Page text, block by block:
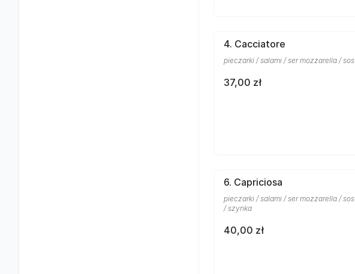
4. Cacciatore
pieczarki / salami / ser mozzarella / sos
37,00 zł
6. Capriciosa
pieczarki / salami / ser mozzarella / sos
/ szynka
40,00 zł